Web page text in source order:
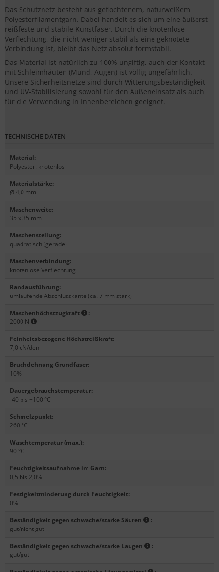
Das Schutznetz besteht aus geflochtenem, naturweißem
Polyesterfilamentgarn. Dabei handelt es sich um eine äußerst
reißfeste und stabile Kunstfaser. Durch die knotenlose
Verflechtung, die nicht weniger stabil als eine geknotete
Verbindung ist, bleibt das Netz absolut formstabil.
Das Material ist natürlich zu 100% ungiftig, auch der Kontakt
mit Schleimhäuten (Mund, Augen) ist völlig ungefährlich.
Unsere Sicherheitsnetze sind durch Witterungsbeständigkeit
und UV-Stabilisierung sowohl für den Außeneinsatz als auch
für die Verwendung in Innenbereichen geeignet.
TECHNISCHE DATEN
Material:
Polyester, knotenlos
Materialstärke:
Ø 4,0 mm
Maschenweite:
35 x 35 mm
Maschenstellung:
quadratisch (gerade)
Maschenverbindung:
knotenlose Verflechtung
Randausführung:
umlaufende Abschlusskante (ca. 7 mm stark)
Maschenhöchstzugkraft
:
2000 N
Feinheitsbezogene Höchstreißkraft:
7,0 cN/den
Bruchdehnung Grundfaser:
10%
Dauergebrauchstemperatur:
-40 bis +100 °C
Schmelzpunkt:
260 °C
Waschtemperatur (max.):
90 °C
Feuchtigkeitsaufnahme im Garn:
0,5 bis 2,0%
Festigkeitminderung durch Feuchtigkeit:
0%
Beständigkeit gegen schwache/starke Säuren
:
gut/nicht gut
Beständigkeit gegen schwache/starke Laugen
:
gut/gut